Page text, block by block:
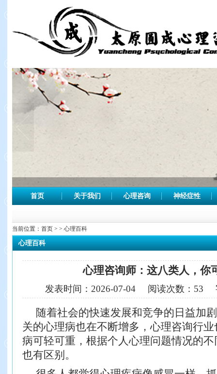
首页 关于我们 心理咨询 神经症性
当前位置： 首页 > > 心理百科
心理百科
心理咨询师：这八类人，你
发表时间： 2026-07-04 阅读次数： 53
随着社会的快速发展和竞争的日益加
关的心理病也在不断增多，心理咨询行
病可轻可重，根据个人心理问题情况的
也有区别。